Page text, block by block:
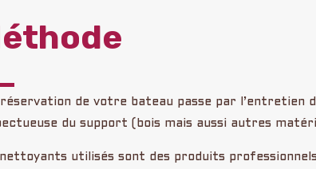
de votre bateau passe par l’entretien
du support (bois mais aussi autres
nettoyants utilisés sont des produits